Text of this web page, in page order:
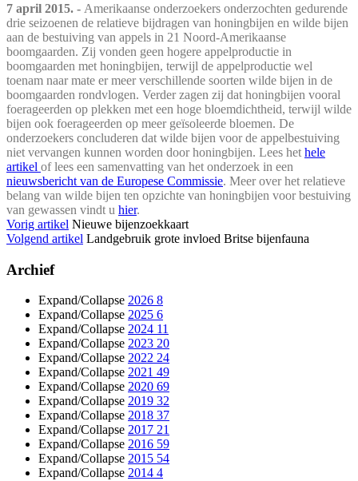
7 april 2015. - Amerikaanse onderzoekers onderzochten gedurende
drie seizoenen de relatieve bijdragen van honingbijen en wilde bijen
aan de bestuiving van appels in 21 Noord-Amerikaanse
boomgaarden. Zij vonden geen hogere appelproductie in
boomgaarden met honingbijen, terwijl de appelproductie wel
toenam naar mate er meer verschillende soorten wilde bijen in de
boomgaarden rondvlogen. Verder zagen zij dat honingbijen vooral
foerageerden op plekken met een hoge bloemdichtheid, terwijl wilde
bijen ook foerageerden op meer geïsoleerde bloemen. De
onderzoekers concluderen dat wilde bijen voor de appelbestuiving
niet vervangen kunnen worden door honingbijen. Lees het hele
artikel of lees een samenvatting van het onderzoek in een
nieuwsbericht van de Europese Commissie. Meer over het relatieve
belang van wilde bijen ten opzichte van honingbijen voor bestuiving
van gewassen vindt u hier.
Vorig artikel Nieuwe bijenzoekkaart
Volgend artikel Landgebruik grote invloed Britse bijenfauna
Archief
Expand/Collapse 2026 8
Expand/Collapse 2025 6
Expand/Collapse 2024 11
Expand/Collapse 2023 20
Expand/Collapse 2022 24
Expand/Collapse 2021 49
Expand/Collapse 2020 69
Expand/Collapse 2019 32
Expand/Collapse 2018 37
Expand/Collapse 2017 21
Expand/Collapse 2016 59
Expand/Collapse 2015 54
Expand/Collapse 2014 4